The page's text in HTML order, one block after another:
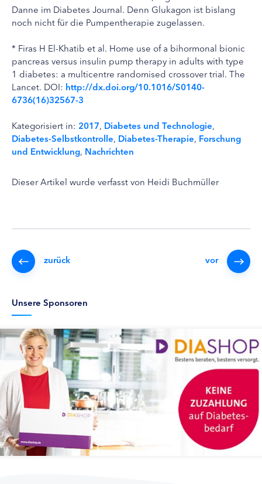
Danne im Diabetes Journal. Denn Glukagon ist bislang
noch nicht für die Pumpentherapie zugelassen.
* Firas H El-Khatib et al. Home use of a bihormonal bionic
pancreas versus insulin pump therapy in adults with type
1 diabetes: a multicentre randomised crossover trial. The
Lancet. DOI: http://dx.doi.org/10.1016/S0140-
6736(16)32567-3
Kategorisiert in: 2017, Diabetes und Technologie,
Diabetes-Selbstkontrolle, Diabetes-Therapie, Forschung
und Entwicklung, Nachrichten
Dieser Artikel wurde verfasst von Heidi Buchmüller
zurück vor
Unsere Sponsoren